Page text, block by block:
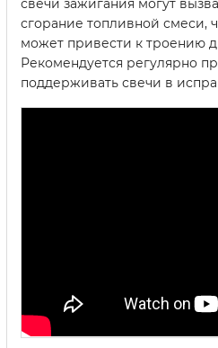
свечи зажигания могут
сгорание топливной смеси,
может привести к троению
Рекомендуется регулярно
поддерживать свечи в